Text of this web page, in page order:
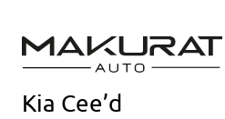
do
treści
Kia Cee’d